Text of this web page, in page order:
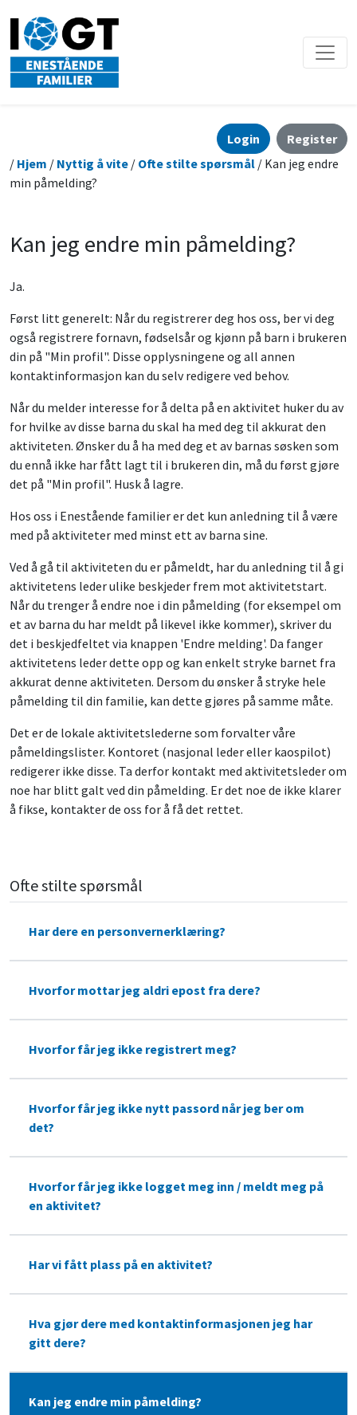
Login
Register
/ Hjem / Nyttig å vite / Ofte stilte spørsmål / Kan jeg endre
min påmelding?
Kan jeg endre min påmelding?
Ja.
Først litt generelt: Når du registrerer deg hos oss, ber vi deg
også registrere fornavn, fødselsår og kjønn på barn i brukeren
din på "Min profil". Disse opplysningene og all annen
kontaktinformasjon kan du selv redigere ved behov.
Når du melder interesse for å delta på en aktivitet huker du av
for hvilke av disse barna du skal ha med deg til akkurat den
aktiviteten. Ønsker du å ha med deg et av barnas søsken som
du ennå ikke har fått lagt til i brukeren din, må du først gjøre
det på "Min profil". Husk å lagre.
Hos oss i Enestående familier er det kun anledning til å være
med på aktiviteter med minst ett av barna sine.
Ved å gå til aktiviteten du er påmeldt, har du anledning til å gi
aktivitetens leder ulike beskjeder frem mot aktivitetstart.
Når du trenger å endre noe i din påmelding (for eksempel om
et av barna du har meldt på likevel ikke kommer), skriver du
det i beskjedfeltet via knappen 'Endre melding'. Da fanger
aktivitetens leder dette opp og kan enkelt stryke barnet fra
akkurat denne aktiviteten. Dersom du ønsker å stryke hele
påmelding til din familie, kan dette gjøres på samme måte.
Det er de lokale aktivitetslederne som forvalter våre
påmeldingslister. Kontoret (nasjonal leder eller kaospilot)
redigerer ikke disse. Ta derfor kontakt med aktivitetsleder om
noe har blitt galt ved din påmelding. Er det noe de ikke klarer
å fikse, kontakter de oss for å få det rettet.
Ofte stilte spørsmål
Har dere en personvernerklæring?
Hvorfor mottar jeg aldri epost fra dere?
Hvorfor får jeg ikke registrert meg?
Hvorfor får jeg ikke nytt passord når jeg ber om
det?
Hvorfor får jeg ikke logget meg inn / meldt meg på
en aktivitet?
Har vi fått plass på en aktivitet?
Hva gjør dere med kontaktinformasjonen jeg har
gitt dere?
Kan jeg endre min påmelding?